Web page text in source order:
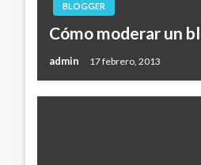
BLOGGER
Cómo moderar un
admin 17 febrero, 2013